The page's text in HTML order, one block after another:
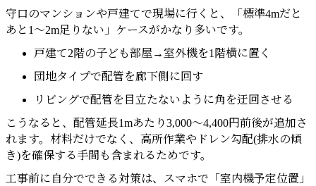
守口のマンションや戸建てで現場に行くと、「標準4mだと
あと1〜2m足りない」ケースがかなり多いです。
戸建て2階の子ども部屋→室外機を1階横に置く
団地タイプで配管を廊下側に回す
リビングで配管を目立たないように角を迂回させる
こうなると、配管延長1mあたり3,000〜4,400円前後が追加さ
れます。材料だけでなく、高所作業やドレン勾配(排水の傾
き)を確保する手間も含まれるためです。
工事前に自分でできる対策は、スマホで「室内機予定位置」